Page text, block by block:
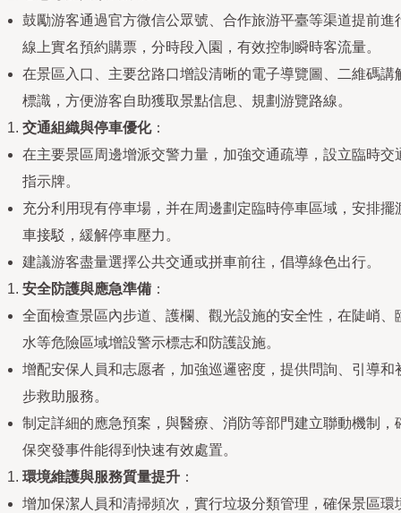
鼓勵游客通過官方微信公眾號、合作旅游平臺等渠道提前進
線上實名預約購票，分時段入園，有效控制瞬時客流量。
在景區入口、主要岔路口增設清晰的電子導覽圖、二維碼講
標識，方便游客自助獲取景點信息、規劃游覽路線。
交通組織與停車優化：
在主要景區周邊增派交警力量，加強交通疏導，設立臨時交
指示牌。
充分利用現有停車場，并在周邊劃定臨時停車區域，安排擺
車接駁，緩解停車壓力。
建議游客盡量選擇公共交通或拼車前往，倡導綠色出行。
安全防護與應急準備 ：
全面檢查景區內步道、護欄、觀光設施的安全性，在陡峭、
水等危險區域增設警示標志和防護設施。
增配安保人員和志愿者，加強巡邏密度，提供問詢、引導和
步救助服務。
制定詳細的應急預案，與醫療、消防等部門建立聯動機制，
保突發事件能得到快速有效處置。
環境維護與服務質量提升 ：
增加保潔人員和清掃頻次，實行垃圾分類管理，確保景區環